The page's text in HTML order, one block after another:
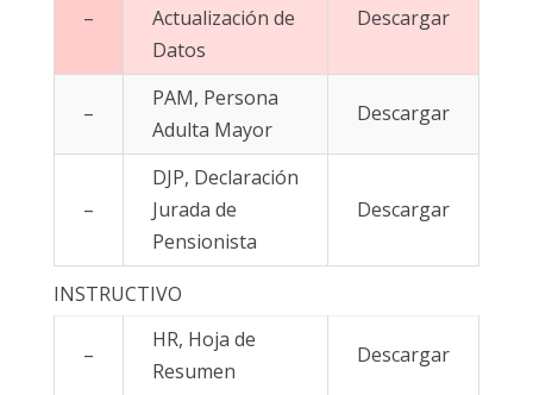
–
Actualización de
Datos
Descargar
–
PAM, Persona
Adulta Mayor
Descargar
–
DJP, Declaración
Jurada de
Pensionista
Descargar
INSTRUCTIVO
–
HR, Hoja de
Resumen
Descargar